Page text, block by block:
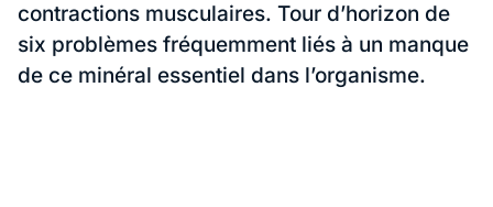
contractions musculaires. Tour d’horizon de
six problèmes fréquemment liés à un manque
de ce minéral essentiel dans l’organisme.